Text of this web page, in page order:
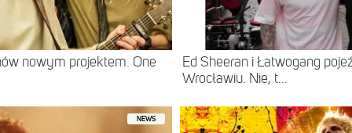
nowym projektem. One
Ed Sheeran i Łatwogang
Wrocławiu. Nie, t...
NEWS